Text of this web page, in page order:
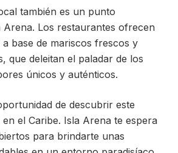
también es un punto
Arena. Los restaurantes ofrecen
a base de mariscos frescos y
que deleitan el paladar de los
únicos y auténticos.
de descubrir este
el Caribe. Isla Arena te espera
para brindarte unas